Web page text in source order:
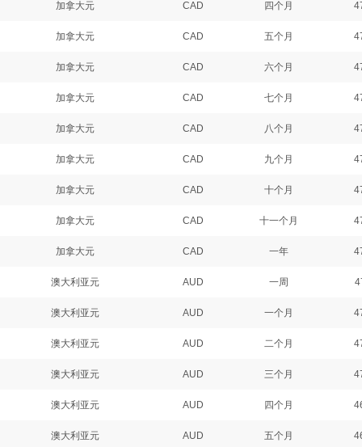
加拿大元 CAD 四个月
加拿大元 CAD 五个月
加拿大元 CAD 六个月
加拿大元 CAD 七个月
加拿大元 CAD 八个月
加拿大元 CAD 九个月
加拿大元 CAD 十个月
加拿大元 CAD 十一个月
加拿大元 CAD 一年
澳大利亚元 AUD 一周
澳大利亚元 AUD 一个月
澳大利亚元 AUD 二个月
澳大利亚元 AUD 三个月
澳大利亚元 AUD 四个月
澳大利亚元 AUD 五个月